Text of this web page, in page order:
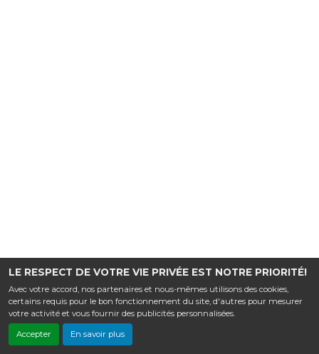
LE RESPECT DE VOTRE VIE PRIVÉE EST NOTRE PRIORITÉ!
Avec votre accord, nos partenaires et nous-mêmes utilisons des cookies,
certains requis pour le bon fonctionnement du site, d'autres pour mesurer
votre activité et vous fournir des publicités personnalisées.
Accepter En savoir plus